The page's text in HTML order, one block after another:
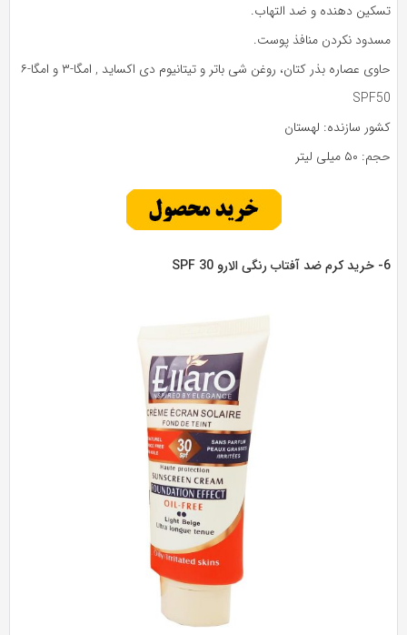
دهنده و ضد التهاب.
نکردن منافذ پوست.
عصاره بذر کتان، روغن شی باتر و تیتانیوم دی اکساید , امگا-۳ و امگا-۶
سازنده: لهستان
میلی لیتر